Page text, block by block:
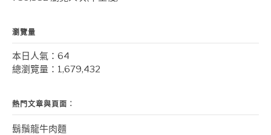
瀏覽量
本日人氣：64
總瀏覽量：1,679,432
熱門文章與頁面︰
鬍鬚龍牛肉麵